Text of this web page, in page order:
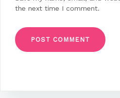
the next time I comment.